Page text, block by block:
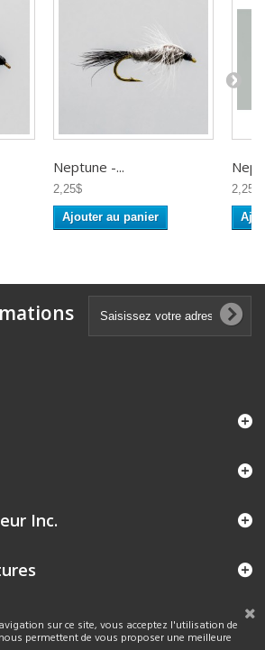
Neptune -...
2,25$
Ajouter au panier
2,25$
Inc.
sur ce site, vous acceptez l'utilisation de
permettent de vous proposer une meilleure